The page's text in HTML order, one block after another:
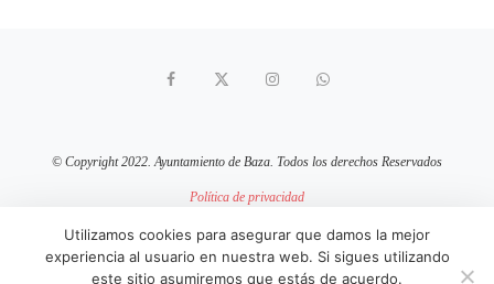
© Copyright 2022. Ayuntamiento de Baza. Todos los derechos Reservados
Política de privacidad
Política de cookies
sitio web mantenido por pixelcero.com
Utilizamos cookies para asegurar que damos la mejor
experiencia al usuario en nuestra web. Si sigues utilizando
este sitio asumiremos que estás de acuerdo.